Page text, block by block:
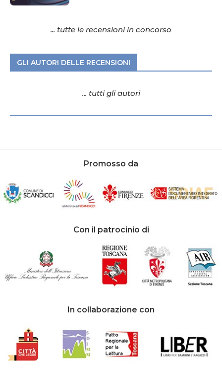
... tutte le recensioni in concorso
GLI AUTORI DELLE RECENSIONI
... tutti gli autori
Promosso da
Con il patrocinio di
In collaborazione con